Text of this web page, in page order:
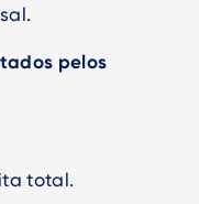
pelos
total.